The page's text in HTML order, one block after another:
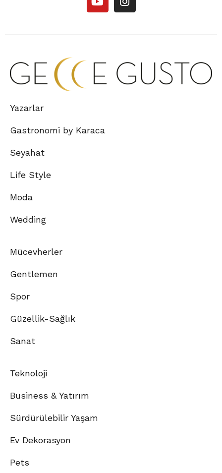
Yazarlar
Gastronomi by Karaca
Seyahat
Life Style
Moda
Wedding
Mücevherler
Gentlemen
Spor
Güzellik-Sağlık
Sanat
Teknoloji
Business & Yatırım
Sürdürülebilir Yaşam
Ev Dekorasyon
Pets